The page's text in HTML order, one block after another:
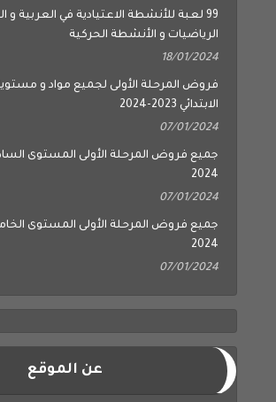
99 لعبة للأنشطة الاعتيادية في العربية و
الرياضيات و الأنشطة الحركية
18/01/2024
فروض المرحلة الأولى لجميع مواد و
الابتدائي 2023-2024
07/01/2024
2024
07/01/2024
2024
07/01/2024
عن الموقع